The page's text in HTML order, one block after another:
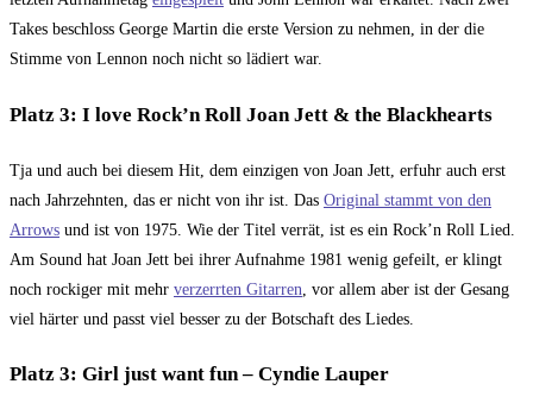
Takes beschloss George Martin die erste Version zu nehmen, in der die
Stimme von Lennon noch nicht so lädiert war.
Platz 3: I love Rock’n Roll Joan Jett & the Blackhearts
Tja und auch bei diesem Hit, dem einzigen von Joan Jett, erfuhr auch erst
nach Jahrzehnten, das er nicht von ihr ist. Das Original stammt von den
Arrows und ist von 1975. Wie der Titel verrät, ist es ein Rock’n Roll Lied.
Am Sound hat Joan Jett bei ihrer Aufnahme 1981 wenig gefeilt, er klingt
noch rockiger mit mehr verzerrten Gitarren , vor allem aber ist der Gesang
viel härter und passt viel besser zu der Botschaft des Liedes.
Platz 3: Girl just want fun – Cyndie Lauper